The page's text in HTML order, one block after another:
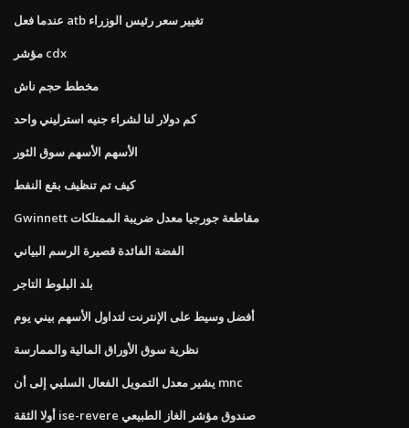
عندما فعل atb تغيير سعر رئيس الوزراء
مؤشر cdx
مخطط حجم ناش
كم دولار لنا لشراء جنيه استرليني واحد
الأسهم الأسهم سوق الثور
كيف تم تنظيف بقع النفط
Gwinnett مقاطعة جورجيا معدل ضريبة الممتلكات
الفضة الفائدة قصيرة الرسم البياني
بلد البلوط التاجر
أفضل وسيط على الإنترنت لتداول الأسهم بيني يوم
نظرية سوق الأوراق المالية والممارسة
يشير معدل التمويل الفعال السلبي إلى أن mnc
أولا الثقة ise-revere صندوق مؤشر الغاز الطبيعي